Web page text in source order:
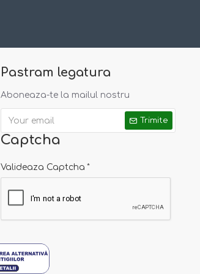
Pastram legatura
Aboneaza-te la mailul nostru
Trimite
Captcha
Valideaza Captcha